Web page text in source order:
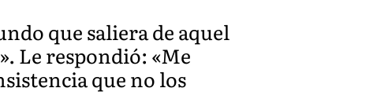
que saliera de aquel
Le respondió: «Me
que no los